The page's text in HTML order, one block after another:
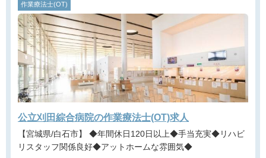
作業療法士(OT)
公立刈田綜合病院の作業療法士(OT)求人
【宮城県/白石市】 ◆年間休日120日以上◆手当充実◆リハビ
リスタッフ関係良好◆アットホームな雰囲気◆